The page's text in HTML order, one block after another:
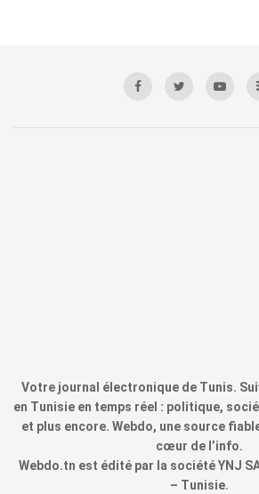
Votre journal électronique de Tunis.
en Tunisie en temps réel : politique,
et plus encore. Webdo, une source
cœur de l’info.
Webdo.tn est édité par la société YNJ
– Tunisie.